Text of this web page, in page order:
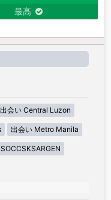
最高
出会い Central Luzon
出会い Metro Manila